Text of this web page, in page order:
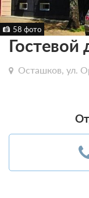
58 фото
Осташков, ул.